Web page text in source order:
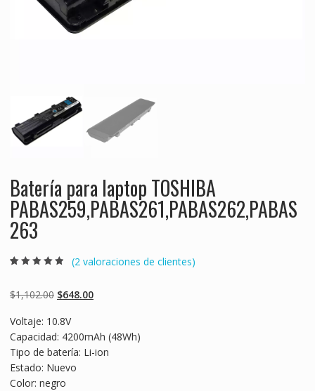
Batería para laptop TOSHIBA
PABAS259,PABAS261,PABAS262,PABAS
263
basado en
puntuaciones
(2 valoraciones de clientes)
$1,102.00 Original
was:
$1,102.00.
$648.00Current
$648.00.
Voltaje: 10.8V
Capacidad: 4200mAh (48Wh)
Tipo de batería: Li-ion
Estado: Nuevo
Color: negro